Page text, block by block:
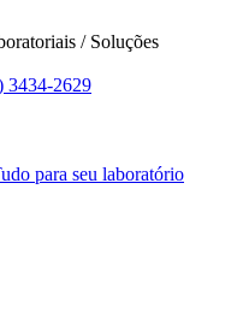
/ Soluções
3434-2629
para seu laboratório